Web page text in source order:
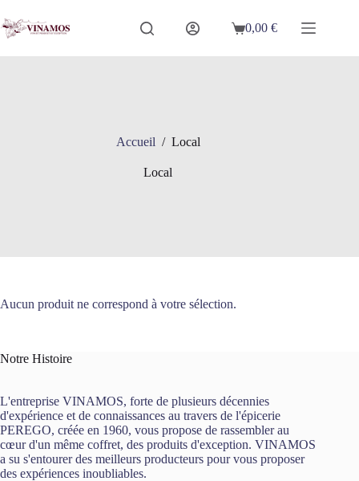
au
contenu
Panier
0,00€
Accueil / Local
Local
Aucun produit ne correspond à votre sélection.
Notre Histoire
L'entreprise VINAMOS, forte de plusieurs décennies
d'expérience et de connaissances au travers de l'épicerie
PEREGO, créée en 1960, vous propose de rassembler au
cœur d'un même coffret, des produits d'exception. VINAMOS
a su s'entourer des meilleurs producteurs pour vous proposer
des expériences inoubliables.